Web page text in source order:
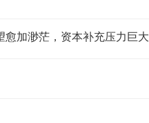
加渺茫，资本补充压力巨大